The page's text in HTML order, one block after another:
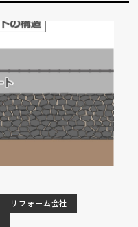
リフォーム会社